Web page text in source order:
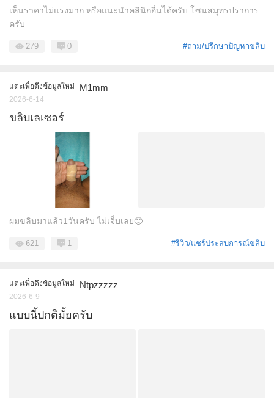
เห็นราคาไม่แรงมาก หรือแนะนำคลินิกอื่นได้ครับ โซนสมุทรปราการ
ครับ
#ถาม/ปรึกษาปัญหาขลิบ
279 0
แตะเพื่อดึงข้อมูลใหม่ M1mm
2026-6-14
ขลิบเลเซอร์
ผมขลิบมาแล้ว1วันครับ ไม่เจ็บเลย🙂
#รีวิว/แชร์ประสบการณ์ขลิบ
621 1
แตะเพื่อดึงข้อมูลใหม่ Ntpzzzzz
2026-6-9
แบบนี้ปกติมั้ยครับ